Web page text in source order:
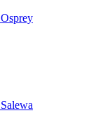
Osprey
Salewa